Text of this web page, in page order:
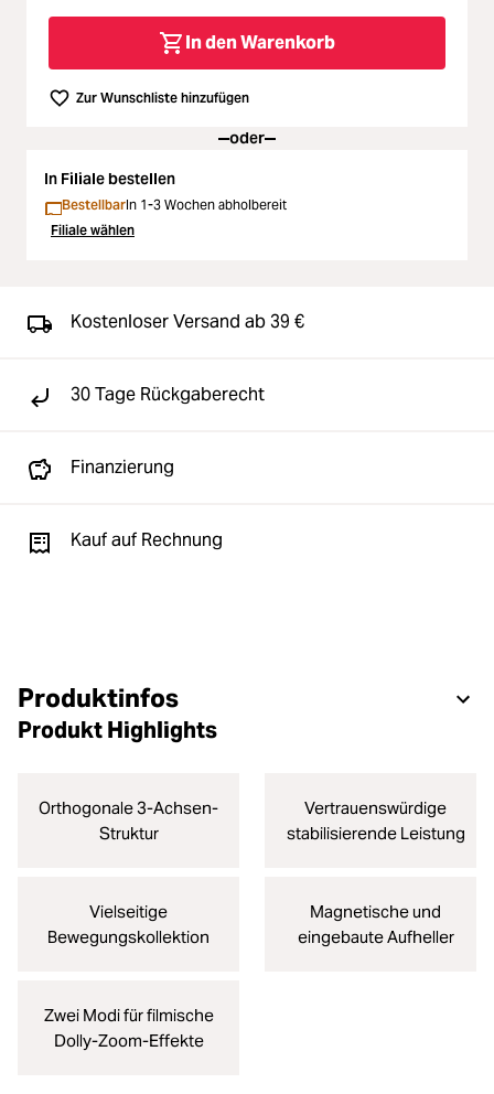
Loading...
SALE
Loading...
In den Warenkorb
Zur Wunschliste hinzufügen
oder
In Filiale bestellen
BestellbarIn 1-3 Wochen abholbereit
Filiale wählen
Kostenloser Versand ab 39 €
30 Tage Rückgaberecht
Finanzierung
Kauf auf Rechnung
Produktinfos
Produkt Highlights
Orthogonale 3-Achsen-
Struktur
Vertrauenswürdige
stabilisierende Leistung
Vielseitige
Bewegungskollektion
Magnetische und
eingebaute Aufheller
Zwei Modi für filmische
Dolly-Zoom-Effekte